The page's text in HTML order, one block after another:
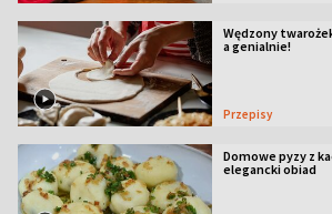
Wędzony
a genialnie!
Przepisy
Domowe pyzy z
elegancki obiad